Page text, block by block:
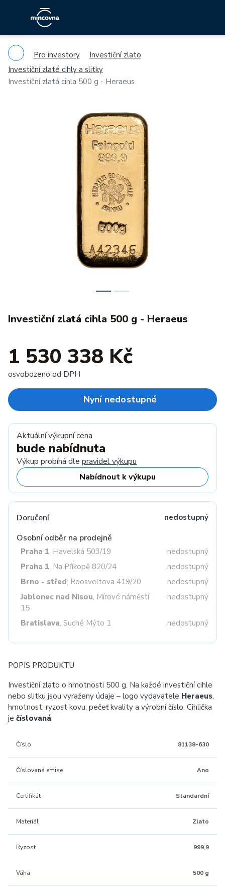
Pro investory
Investiční zlato
Investiční zlaté cihly a slitky
Investiční zlatá cihla 500 g - Heraeus
Investiční zlatá cihla 500 g - Heraeus
1 530 338 Kč
osvobozeno od DPH
Nyní nedostupné
Aktuální výkupní cena
bude nabídnuta
Výkup probíhá dle pravidel výkupu
Nabídnout k výkupu
Doručení nedostupný
Osobní odběr na prodejně
Praha 1, Havelská 503/19
nedostupný
Praha 1, Na Příkopě 820/24
nedostupný
Brno - střed, Roosveltova 419/20
nedostupný
Jablonec nad Nisou, Mírové náměstí
15
nedostupný
Bratislava, Suché Mýto 1 nedostupný
POPIS PRODUKTU
Investiční zlato o hmotnosti 500 g. Na každé investiční cihle
nebo slitku jsou vyraženy údaje – logo vydavatele Heraeus,
hmotnost, ryzost kovu, pečeť kvality a výrobní číslo. Cihlička
je číslovaná.
Číslo 81138-630
Číslovaná emise Ano
Certifikát Standardní
Materiál Zlato
Ryzost 999,9
Váha 500 g